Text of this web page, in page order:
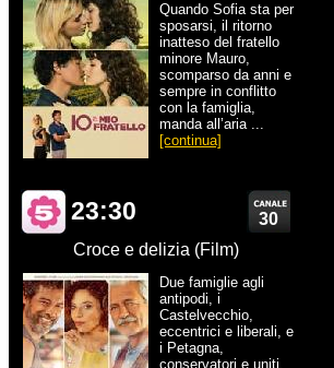
Quando Sofia sta per
sposarsi, il ritorno
inatteso del fratello
minore Mauro,
scomparso da anni e
sempre in conflitto
con la famiglia,
manda all’aria ...
[continua]
23:30
30
Croce e delizia (Film)
Due famiglie agli
antipodi, i
Castelvecchio,
eccentrici e liberali, e
i Petagna,
conservatori e uniti,